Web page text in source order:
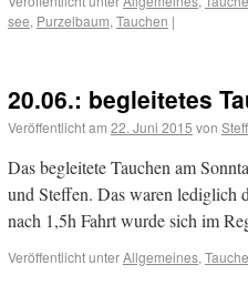
see, Purzelbaum, Tauchen |
20.06.: begleitetes
Veröffentlicht am 22. Juni 2015 von
Das begleitete Tauchen am
und Steffen. Das waren lediglich
nach 1,5h Fahrt wurde sich im
Veröffentlicht unterAllgemeines,